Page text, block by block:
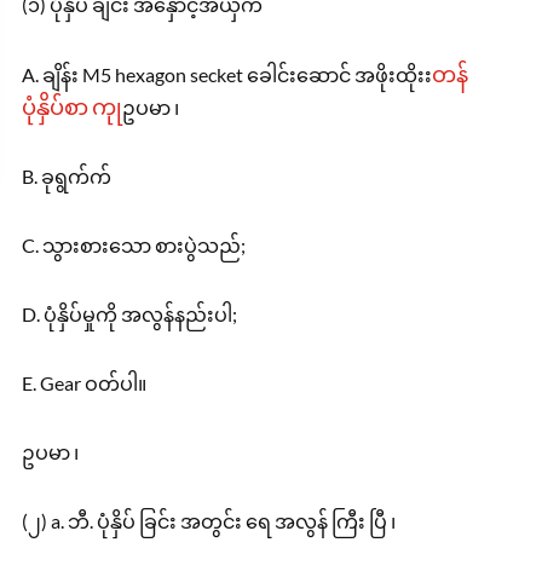
A. ချိန်း M5 hexagon secket ခေါင်းဆောင် အဖိုးထိုးးတန်
ပုံနှိပ်စာ ကုုဥပမာ ၊
B. ခုရွက်က်
C. သွားစားသော စားပွဲသည်;
D. ပုံနှိပ်မှုကို အလွန်နည်းပါ;
E. Gear ဝတ်ပါ။
ဥပမာ ၊
(၂) a. ဘီ. ပုံနှိပ် ခြင်း အတွင်း ရေ အလွန် ကြီး ပြီ ၊